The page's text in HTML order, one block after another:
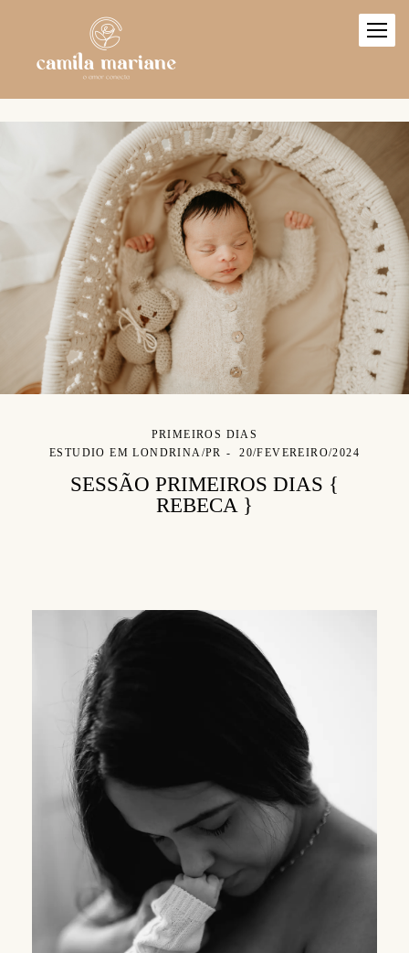
PRIMEIROS DIAS
ESTUDIO EM LONDRINA/PR
20/FEVEREIRO/2024
SESSÃO PRIMEIROS DIAS {
REBECA }